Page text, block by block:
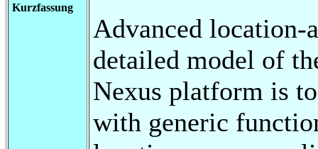
Kurzfassung
Advanced location-
detailed model of
Nexus platform is
with generic